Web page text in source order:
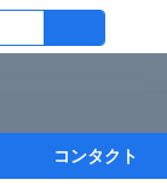
コンタクト